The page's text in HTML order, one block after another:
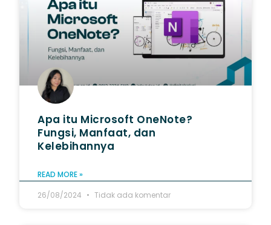
Apa itu Microsoft OneNote?
Fungsi, Manfaat, dan
Kelebihannya
READ MORE »
26/08/2024
Tidak ada komentar